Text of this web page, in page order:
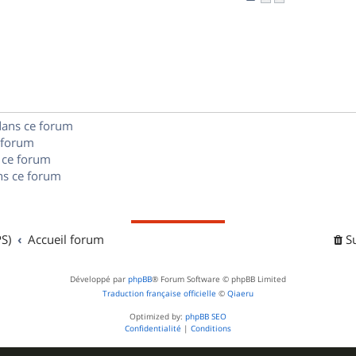
ce forum
forum
ce forum
Accueil forum
Développé par phpBB® Forum Software © phpBB Limited
Traduction française officielle © Qiaeru
Optimized by: phpBB SEO
Confidentialité | Conditions